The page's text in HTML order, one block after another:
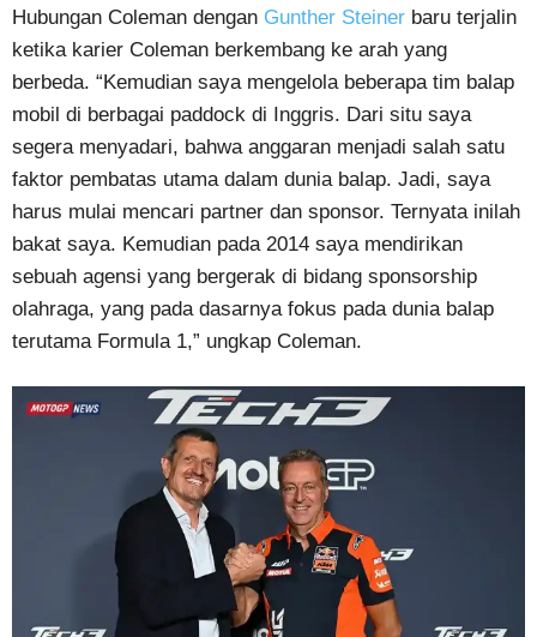
Hubungan Coleman dengan Gunther Steiner baru terjalin
ketika karier Coleman berkembang ke arah yang
berbeda. “Kemudian saya mengelola beberapa tim balap
mobil di berbagai paddock di Inggris. Dari situ saya
segera menyadari, bahwa anggaran menjadi salah satu
faktor pembatas utama dalam dunia balap. Jadi, saya
harus mulai mencari partner dan sponsor. Ternyata inilah
bakat saya. Kemudian pada 2014 saya mendirikan
sebuah agensi yang bergerak di bidang sponsorship
olahraga, yang pada dasarnya fokus pada dunia balap
terutama Formula 1,” ungkap Coleman.